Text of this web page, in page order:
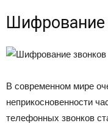
Шифрование
В современном мире
неприкосновенности
телефонных звонков